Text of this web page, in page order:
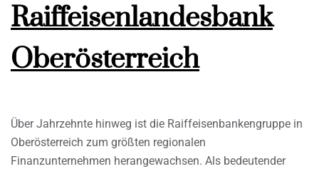
Raiffeisenlandesbank
Oberösterreich
Über Jahrzehnte hinweg ist die Raiffeisenbankengruppe in
Oberösterreich zum größten regionalen
Finanzunternehmen herangewachsen. Als bedeutender